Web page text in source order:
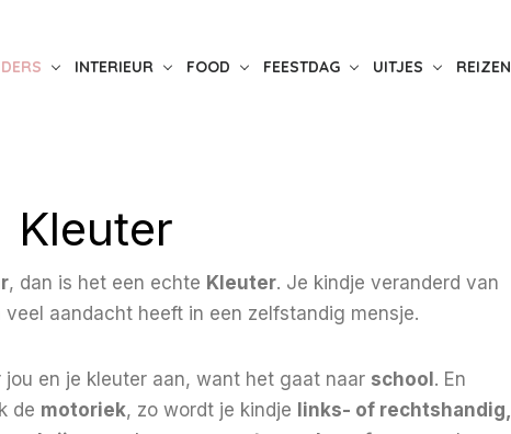
INTERIEUR FOOD FEESTDAG UITJES REIZEN
Kleuter
, dan is het een echte Kleuter. Je kindje veranderd van
aandacht heeft in een zelfstandig mensje.
en je kleuter aan, want het gaat naar school. En
de motoriek, zo wordt je kindje links- of rechtshandig,